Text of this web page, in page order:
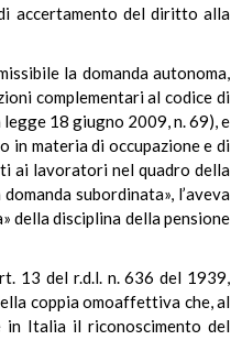
accertamento del diritto alla
la domanda autonoma,
complementari al codice di
18 giugno 2009, n. 69), e
materia di occupazione e di
ai lavoratori nel quadro della
subordinata», l’aveva
della disciplina della pensione
13 del r.d.l. n. 636 del 1939,
coppia omoaffettiva che, al
in Italia il riconoscimento del